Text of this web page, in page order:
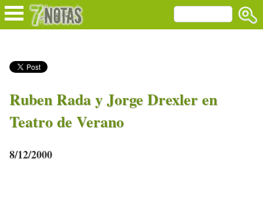
Ruben Rada y Jorge Drexler en
Teatro de Verano
8/12/2000